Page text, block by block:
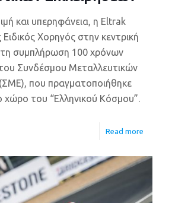
και υπερηφάνεια, η Eltrak
Χορηγός στην κεντρική
συμπλήρωση 100 χρόνων
Συνδέσμου Μεταλλευτικών
(ΣΜΕ), που πραγματοποιήθηκε
χώρο του “Ελληνικού Κόσμου”.
Read more